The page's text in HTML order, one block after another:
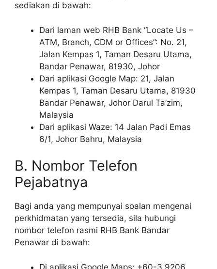
sediakan di bawah:
Dari laman web RHB Bank “Locate Us –
ATM, Branch, CDM or Offices”: No. 21,
Jalan Kempas 1, Taman Desaru Utama,
Bandar Penawar, 81930, Johor
Dari aplikasi Google Map: 21, Jalan
Kempas 1, Taman Desaru Utama, 81930
Bandar Penawar, Johor Darul Ta’zim,
Malaysia
Dari aplikasi Waze: 14 Jalan Padi Emas
6/1, Johor Bahru, Malaysia
B. Nombor Telefon
Pejabatnya
Bagi anda yang mempunyai soalan mengenai
perkhidmatan yang tersedia, sila hubungi
nombor telefon rasmi RHB Bank Bandar
Penawar di bawah:
Di aplikasi Google Maps: +60-3 9206